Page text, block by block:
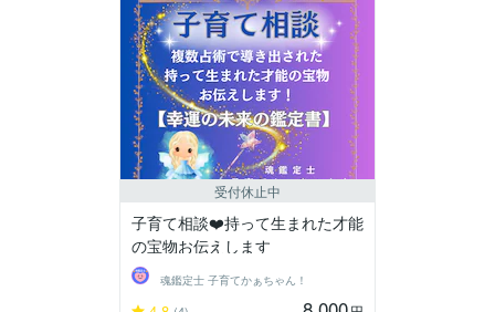
受付休止中
子育て相談❤️持って生まれた才能
の宝物お伝えします
魂鑑定士 子育てかぁちゃん！